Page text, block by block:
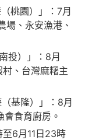
桃園）」：7月
場、永安漁港、
投）」：8月
、台灣麻糬主
基隆）」：8月
食育廚房。
6月11日23時